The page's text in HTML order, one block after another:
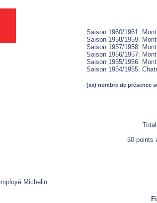
Saison 1960/1961:
Saison 1958/1959:
Saison 1957/1958:
Saison 1956/1957:
Saison 1955/1956:
Saison 1954/1955:
(xx) nombre de présence
50 points
Michelin.